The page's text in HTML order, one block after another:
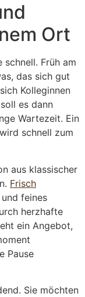
Ort
schnell. Früh am
das sich gut
Kolleginnen
es dann
Wartezeit. Ein
schnell zum
aus klassischer
Frisch
feines
herzhafte
ein Angebot,
Pause
Sie möchten